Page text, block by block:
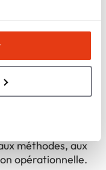
enseigne
contact avec
qui présente
de l’enseigne
méthodes, aux
opérationnelle.